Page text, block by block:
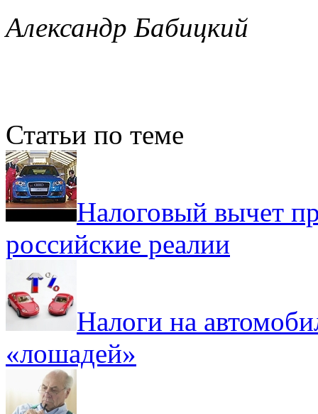
Александр Бабицкий
Статьи по теме
Налоговый вычет
российские реалии
Налоги на
«лошадей»